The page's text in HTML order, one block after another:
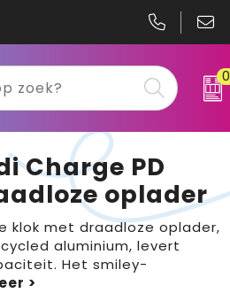
0
Charge PD
oplader
klok met draadloze oplader,
aluminium, levert
Het smiley-